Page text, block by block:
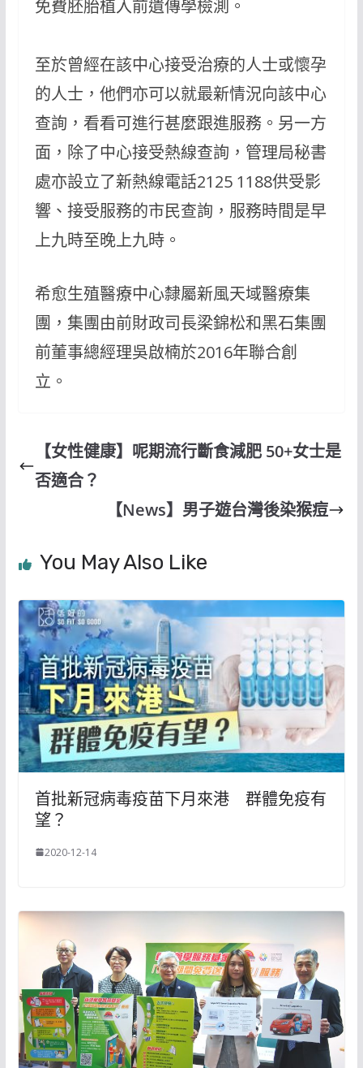
免費胚胎植入前遺傳學檢測。
至於曾經在該中心接受治療的人士或懷孕
的人士，他們亦可以就最新情況向該中心
查詢，看看可進行甚麼跟進服務。另一方
面，除了中心接受熱線查詢，管理局秘書
處亦設立了新熱線電話2125 1188供受影
響、接受服務的市民查詢，服務時間是早
上九時至晚上九時。
希愈生殖醫療中心隸屬新風天域醫療集
團，集團由前財政司長梁錦松和黑石集團
前董事總經理吳啟楠於2016年聯合創
立。
【女性健康】呢期流行斷食減肥 50+女士是
否適合？
【News】男子遊台灣後染猴痘
You May Also Like
首批新冠病毒疫苗下月來港 群體免疫有
望？
2020-12-14